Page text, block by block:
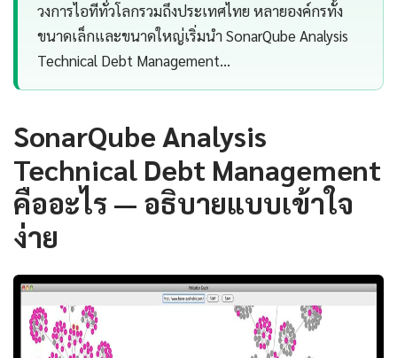
วงการไอทีทั่วโลกรวมถึงประเทศไทย หลายองค์กรทั้ง
ขนาดเล็กและขนาดใหญ่เริ่มนำ SonarQube Analysis
Technical Debt Management…
SonarQube Analysis
Technical Debt Management
คืออะไร — อธิบายแบบเข้าใจ
ง่าย